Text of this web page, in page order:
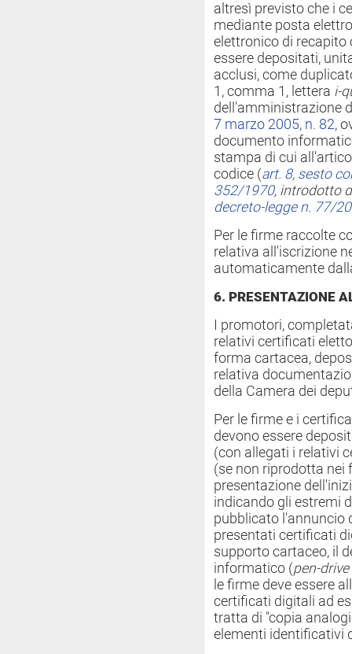
altresì previsto che i
mediante posta
elettronico di
essere depositati,
acclusi, come
1, comma 1, lettera i-
dell'amministrazione
7 marzo 2005, n. 82,
documento
stampa di cui
codice (art. 8, sesto
352/1970, introdotto
decreto-legge n. 77/
Per le firme raccolte
relativa all'iscrizione
automaticamente
6. PRESENTAZIONE
I promotori,
relativi certificati
forma cartacea,
relativa
della Camera dei
Per le firme e i
devono essere
(con allegati i relativi
(se non riprodotta nei
presentazione
indicando gli estremi
pubblicato l'annuncio
presentati certificati
supporto cartaceo, il
informatico (pen-drive
le firme deve essere
certificati digitali ad
tratta di "copia
elementi identificativi